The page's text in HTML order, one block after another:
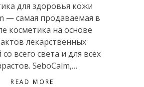
для здоровья кожи
— самая продаваемая в
косметика на основе
лекарственных
всего света и для всех
SeboCalm,…
READ MORE